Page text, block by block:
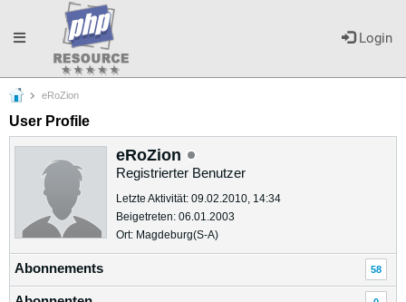
Login
Toggle
navigation
eRoZion
User Profile
eRoZion
Registrierter Benutzer
Letzte Aktivität: 09.02.2010, 14:34
Beigetreten: 06.01.2003
Ort: Magdeburg(S-A)
Abonnements 58